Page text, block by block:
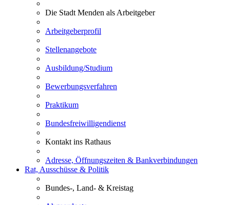
Die Stadt Menden als Arbeitgeber
Arbeitgeberprofil
Stellenangebote
Ausbildung/Studium
Bewerbungsverfahren
Praktikum
Bundesfreiwilligendienst
Kontakt ins Rathaus
Adresse, Öffnungszeiten & Bankverbindungen
Rat, Ausschüsse & Politik
Bundes-, Land- & Kreistag